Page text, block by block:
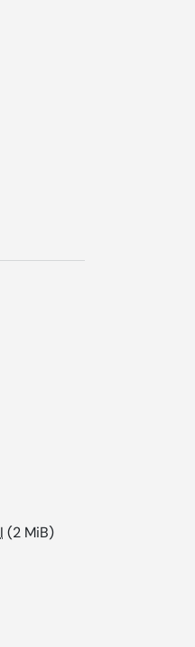
(2 MiB)